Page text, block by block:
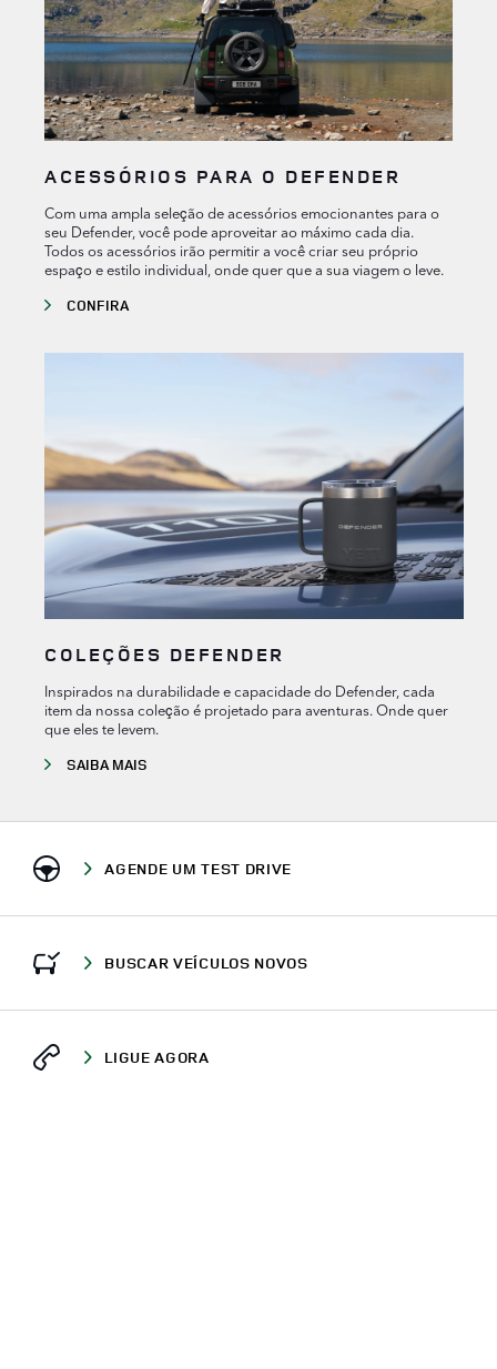
ACESSÓRIOS PARA O DEFENDER
Com uma ampla seleção de acessórios emocionantes para o
seu Defender, você pode aproveitar ao máximo cada dia.
Todos os acessórios irão permitir a você criar seu próprio
espaço e estilo individual, onde quer que a sua viagem o leve.
CONFIRA
COLEÇÕES DEFENDER
Inspirados na durabilidade e capacidade do Defender, cada
item da nossa coleção é projetado para aventuras. Onde quer
que eles te levem.
SAIBA MAIS
AGENDE UM TEST DRIVE
BUSCAR VEÍCULOS NOVOS
LIGUE AGORA